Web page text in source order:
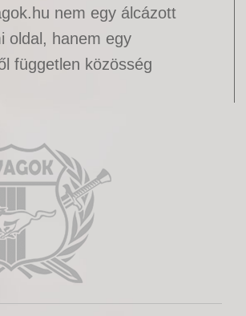
nem egy álcázott
oldal, hanem egy
független közösség